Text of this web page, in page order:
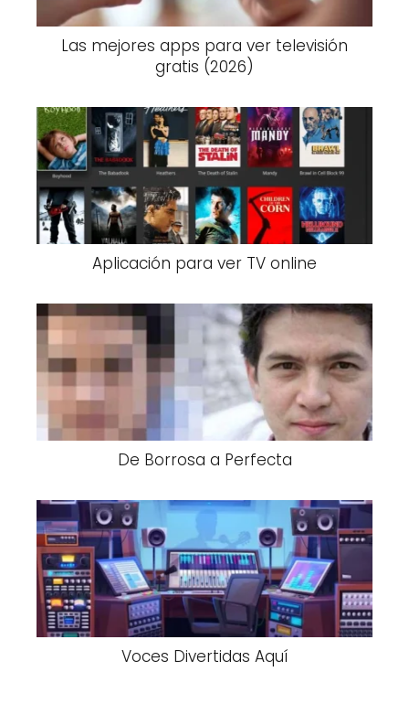
Las mejores apps para ver televisión
gratis (2026)
Aplicación para ver TV online
De Borrosa a Perfecta
Voces Divertidas Aquí